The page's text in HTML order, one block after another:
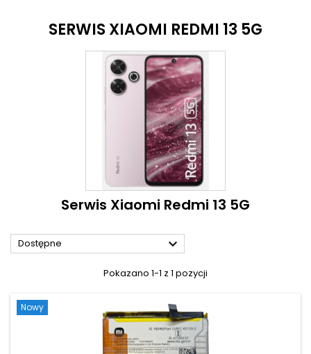
SERWIS XIAOMI REDMI 13 5G
Serwis Xiaomi Redmi 13 5G
Dostępne 
Pokazano 1-1 z 1 pozycji
Nowy